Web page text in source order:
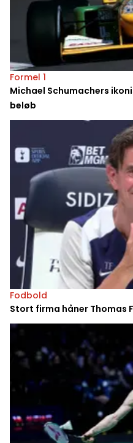
Formel 1
Michael Schumachers
beløb
Fodbold
Stort firma håner Thomas